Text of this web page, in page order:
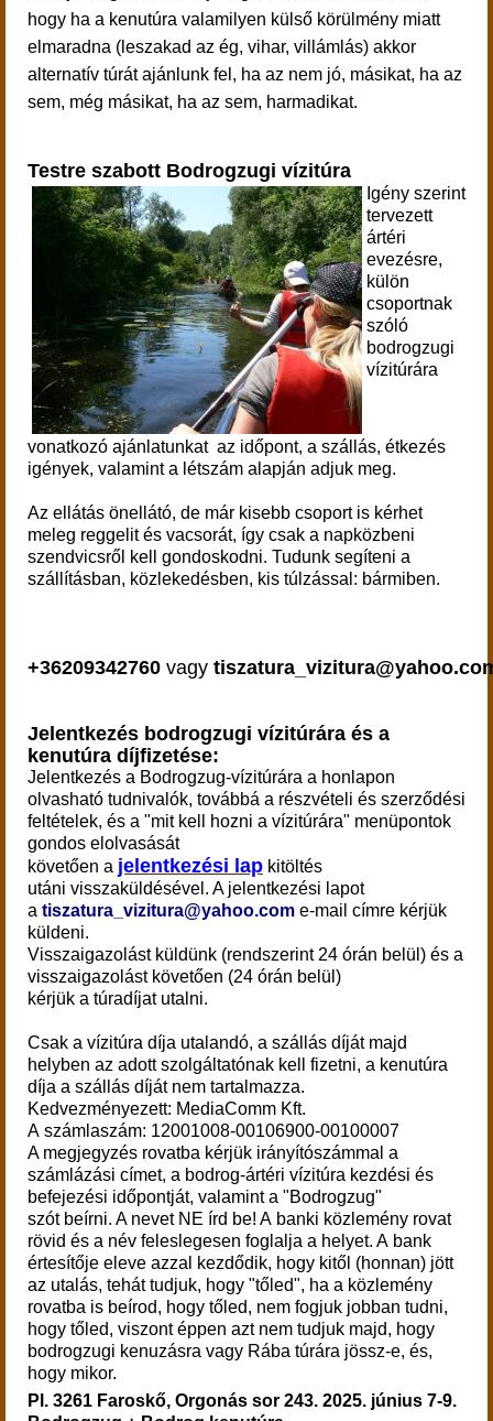
hogy ha a kenutúra valamilyen külső körülmény miatt
elmaradna (leszakad az ég, vihar, villámlás) akkor
alternatív túrát ajánlunk fel, ha az nem jó, másikat, ha az
sem, még másikat, ha az sem, harmadikat.
Testre szabott Bodrogzugi vízitúra
Igény szerint
tervezett
ártéri
evezésre,
külön
csoportnak
szóló
bodrogzugi
vízitúrára
vonatkozó ajánlatunkat az időpont, a szállás, étkezés
igények, valamint a létszám alapján adjuk meg.
Az ellátás önellátó, de már kisebb csoport is kérhet
meleg reggelit és vacsorát, így csak a napközbeni
szendvicsről kell gondoskodni. Tudunk segíteni a
szállításban, közlekedésben, kis túlzással: bármiben.
+36209342760 vagy
Jelentkezés bodrogzugi vízitúrára és a
kenutúra díjfizetése:
Jelentkezés a Bodrogzug-vízitúrára a honlapon
olvasható tudnivalók, továbbá a részvételi és szerződési
feltételek, és a "mit kell hozni a vízitúrára" menüpontok
gondos elolvasását
követően a jelentkezési lap kitöltés
utáni visszaküldésével. A jelentkezési lapot
a tiszatura_vizitura@yahoo.com e-mail címre kérjük
küldeni.
Visszaigazolást küldünk (rendszerint 24 órán belül) és a
visszaigazolást követően (24 órán belül)
kérjük a túradíjat utalni.
Csak a vízitúra díja utalandó, a szállás díját majd
helyben az adott szolgáltatónak kell fizetni, a kenutúra
díja a szállás díját nem tartalmazza.
Kedvezményezett: MediaComm Kft.
A számlaszám: 12001008-00106900-00100007
A megjegyzés rovatba kérjük irányítószámmal a
számlázási címet, a bodrog-ártéri vízitúra kezdési és
befejezési időpontját, valamint a "Bodrogzug"
szót beírni. A nevet NE írd be! A banki közlemény rovat
rövid és a név feleslegesen foglalja a helyet. A bank
értesítője eleve azzal kezdődik, hogy kitől (honnan) jött
az utalás, tehát tudjuk, hogy "tőled", ha a közlemény
rovatba is beírod, hogy tőled, nem fogjuk jobban tudni,
hogy tőled, viszont éppen azt nem tudjuk majd, hogy
bodrogzugi kenuzásra vagy Rába túrára jössz-e, és,
hogy mikor.
Pl. 3261 Faroskő, Orgonás sor 243. 2025. június 7-9.